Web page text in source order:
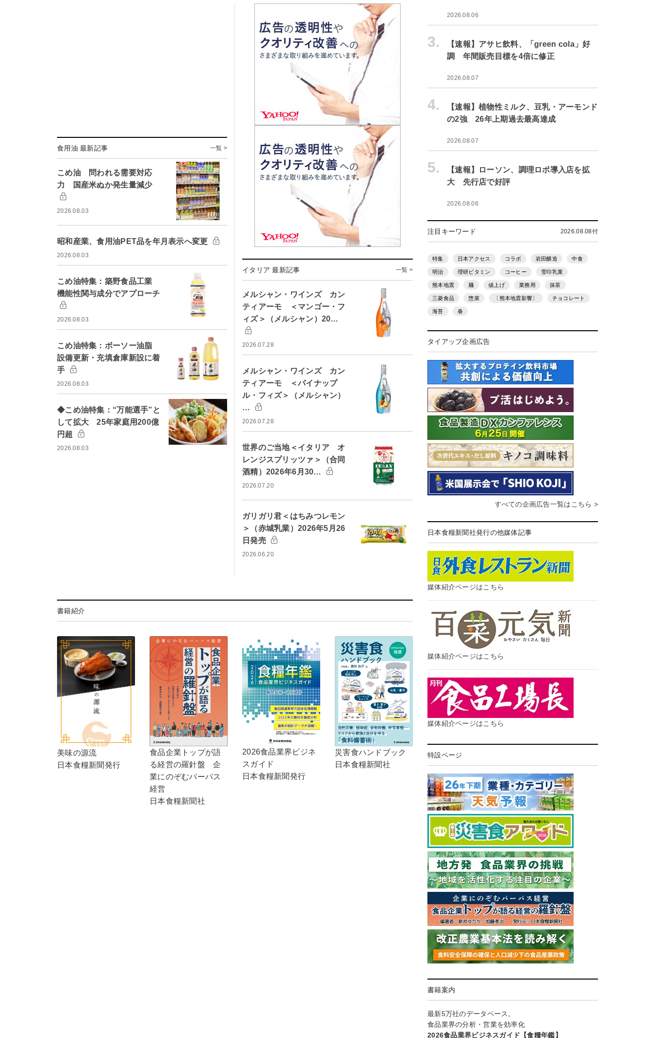
食用油 最新記事 一覧 >
こめ油 問われる需要対応
力 国産米ぬか発生量減少
2026.08.03
昭和産業、食用油PET品を年月表示へ変更
2026.08.03
こめ油特集：築野食品工業
機能性関与成分でアプローチ
2026.08.03
こめ油特集：ボーソー油脂
設備更新・充填倉庫新設に着
手
2026.08.03
◆こめ油特集：“万能選手”と
して拡大 25年家庭用200億
円超
2026.08.03
イタリア 最新記事 一覧 >
メルシャン・ワインズ カン
ティアーモ ＜マンゴー・フ
ィズ＞（メルシャン）20…
2026.07.28
メルシャン・ワインズ カン
ティアーモ ＜パイナップ
ル・フィズ＞（メルシャン）
…
2026.07.28
世界のご当地＜イタリア オ
レンジスプリッツァ＞（合同
酒精）2026年6月30…
2026.07.20
ガリガリ君＜はちみつレモン
＞（赤城乳業）2026年5月26
日発売
2026.06.20
書籍紹介
美味の源流
日本食糧新聞発行
食品企業トップが語
る経営の羅針盤 企
業にのぞむパーパス
経営
日本食糧新聞社
2026食品業界ビジネ
スガイド
日本食糧新聞発行
災害食ハンドブック
日本食糧新聞社
2026.08.06
3.
【速報】アサヒ飲料、「green cola」好
調 年間販売目標を4倍に修正
2026.08.07
4.
【速報】植物性ミルク、豆乳・アーモンド
の2強 26年上期過去最高達成
2026.08.07
5.
【速報】ローソン、調理ロボ導入店を拡
大 先行店で好評
2026.08.06
注目キーワード 2026.08.08付
特集 日本アクセス コラボ 岩田醸造 中食
明治 理研ビタミン コーヒー 雪印乳業
熊本地震 麺 値上げ 業務用 抹茶
三菱食品 惣菜 〔熊本地震影響〕 チョコレート
海苔 春
タイアップ企画広告
すべての企画広告一覧はこちら >
日本食糧新聞社発行の他媒体記事
媒体紹介ページはこちら
媒体紹介ページはこちら
媒体紹介ページはこちら
特設ページ
書籍案内
最新5万社のデータベース。
食品業界の分析・営業を効率化
2026食品業界ビジネスガイド【食糧年鑑】